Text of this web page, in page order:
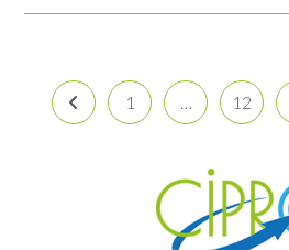
Go to the previous page
1 12